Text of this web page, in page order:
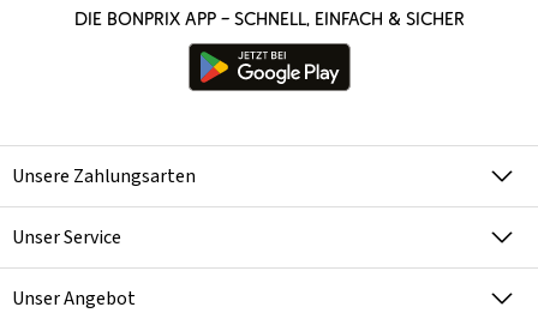
Die bonprix App – schnell, einfach & sicher
Unsere Zahlungsarten
Unser Service
Unser Angebot